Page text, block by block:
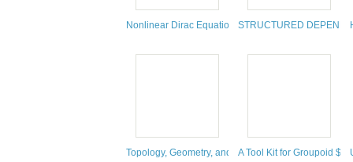
Nonlinear Dirac Equation STRUCTURED
Topology, Geometry, and DynamicsA Tool Kit for Groupoid